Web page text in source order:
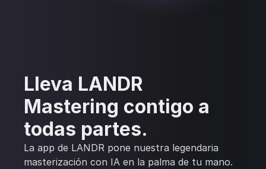
Lleva LANDR
Mastering contigo a
todas partes.
La app de LANDR pone nuestra legendaria
masterización con IA en la palma de tu mano.